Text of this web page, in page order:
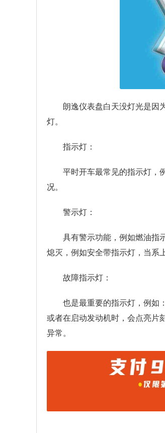
朗逸仪表盘白天没灯光是因
灯。
指示灯：
平时开车最常见的指示灯，
况。
警示灯：
具有警示功能，例如燃油指
熄灭，例如安全带指示灯，当系
故障指示灯：
也是最重要的指示灯，例如
或者在启动发动机时，会点亮片
异常。